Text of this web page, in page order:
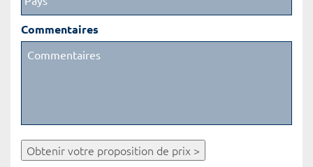
Commentaires
Obtenir votre proposition de prix >